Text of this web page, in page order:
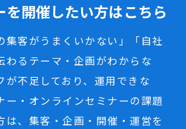
を開催したい方はこちら
集客がうまくいかない」「自社
わるテーマ・企画がわからな
が不足しており、運用できな
ー・オンラインセミナーの課題
は、集客・企画・開催・運営を